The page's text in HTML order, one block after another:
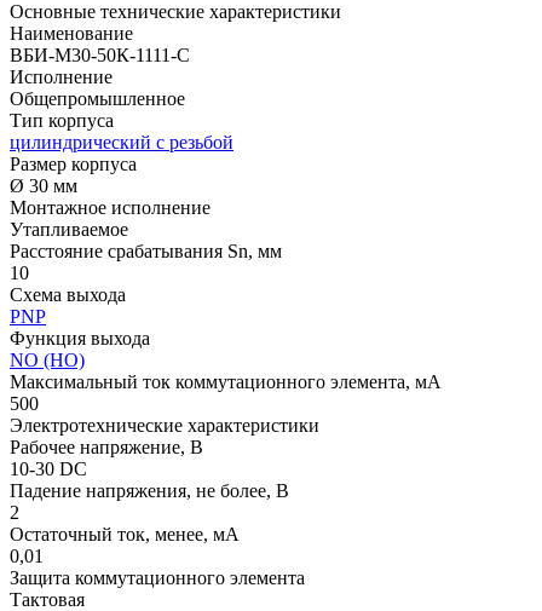
Основные технические характеристики
Наименование
ВБИ-М30-50К-1111-С
Исполнение
Общепромышленное
Тип корпуса
цилиндрический с резьбой
Размер корпуса
Ø 30 мм
Монтажное исполнение
Утапливаемое
Расстояние срабатывания Sn, мм
10
Схема выхода
PNP
Функция выхода
NO (НО)
Максимальный ток коммутационного элемента, мА
500
Электротехнические характеристики
Рабочее напряжение, В
10-30 DC
Падение напряжения, не более, В
2
Остаточный ток, менее, мА
0,01
Защита коммутационного элемента
Тактовая